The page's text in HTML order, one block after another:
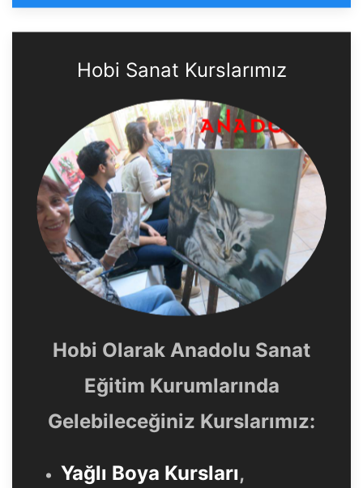
Hobi Sanat Kurslarımız
Hobi Olarak Anadolu Sanat
Eğitim Kurumlarında
Gelebileceğiniz Kurslarımız:
Yağlı Boya Kursları,